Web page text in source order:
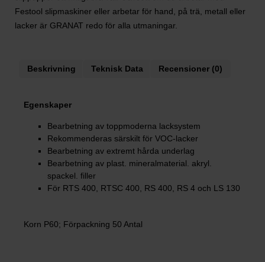
Festool slipmaskiner eller arbetar för hand, på trä, metall eller
lacker är GRANAT redo för alla utmaningar.
Beskrivning Teknisk Data Recensioner (0)
Egenskaper
Bearbetning av toppmoderna lacksystem
Rekommenderas särskilt för VOC-lacker
Bearbetning av extremt hårda underlag
Bearbetning av plast. mineralmaterial. akryl.
spackel. filler
För RTS 400, RTSC 400, RS 400, RS 4 och LS 130
Korn P60; Förpackning 50 Antal